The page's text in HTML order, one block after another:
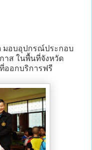
มอบอุปกรณ์ประกอบ
าส ในพื้นที่จังหวัด
ออกบริการฟรี